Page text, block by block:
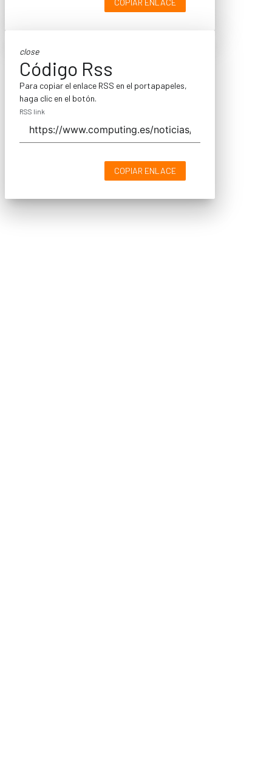
COPIAR ENLACE
close
Código Rss
Para copiar el enlace RSS en el portapapeles,
haga clic en el botón.
RSS link
COPIAR ENLACE